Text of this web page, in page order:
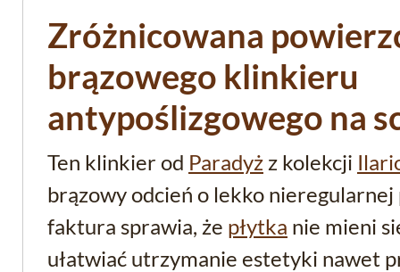
Zróżnicowana
brązowego klinkieru
antypoślizgowego na
Ten klinkier od Paradyż z kolekcji
brązowy odcień o lekko
faktura sprawia, że płytka nie mieni
ułatwiać utrzymanie estetyki nawet